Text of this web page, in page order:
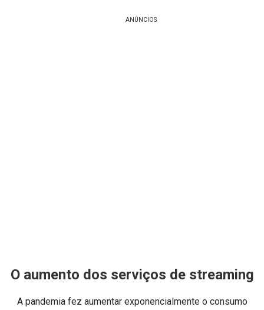
ANÚNCIOS
O aumento dos serviços de streaming
A pandemia fez aumentar exponencialmente o consumo